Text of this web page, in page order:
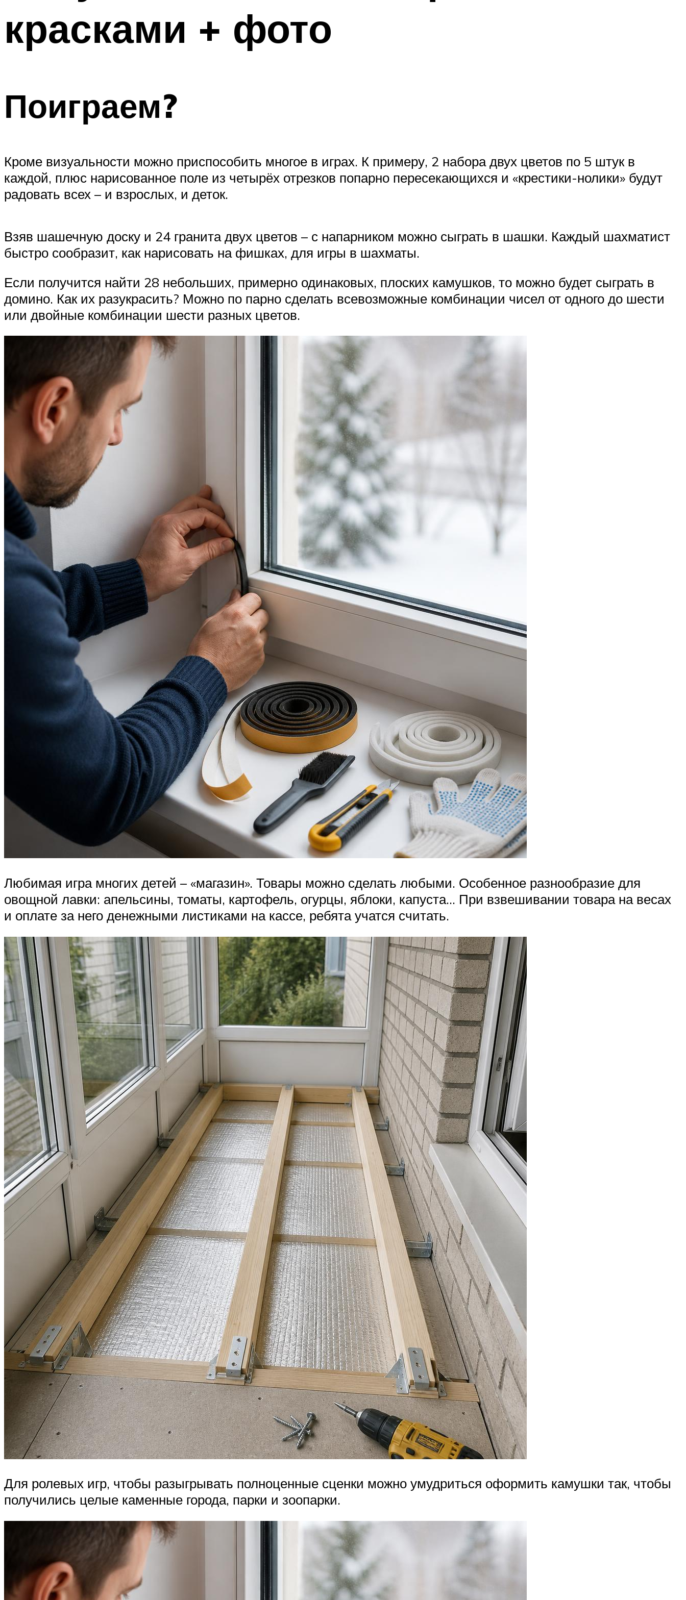
красками + фото
Поиграем?
Кроме визуальности можно приспособить многое в играх. К примеру, 2 набора двух цветов по 5 штук в
каждой, плюс нарисованное поле из четырёх отрезков попарно пересекающихся и «крестики-нолики» будут
радовать всех – и взрослых, и деток.
Взяв шашечную доску и 24 гранита двух цветов – с напарником можно сыграть в шашки. Каждый шахматист
быстро сообразит, как нарисовать на фишках, для игры в шахматы.
Если получится найти 28 небольших, примерно одинаковых, плоских камушков, то можно будет сыграть в
домино. Как их разукрасить? Можно по парно сделать всевозможные комбинации чисел от одного до шести
или двойные комбинации шести разных цветов.
Любимая игра многих детей – «магазин». Товары можно сделать любыми. Особенное разнообразие для
овощной лавки: апельсины, томаты, картофель, огурцы, яблоки, капуста… При взвешивании товара на весах
и оплате за него денежными листиками на кассе, ребята учатся считать.
Для ролевых игр, чтобы разыгрывать полноценные сценки можно умудриться оформить камушки так, чтобы
получились целые каменные города, парки и зоопарки.